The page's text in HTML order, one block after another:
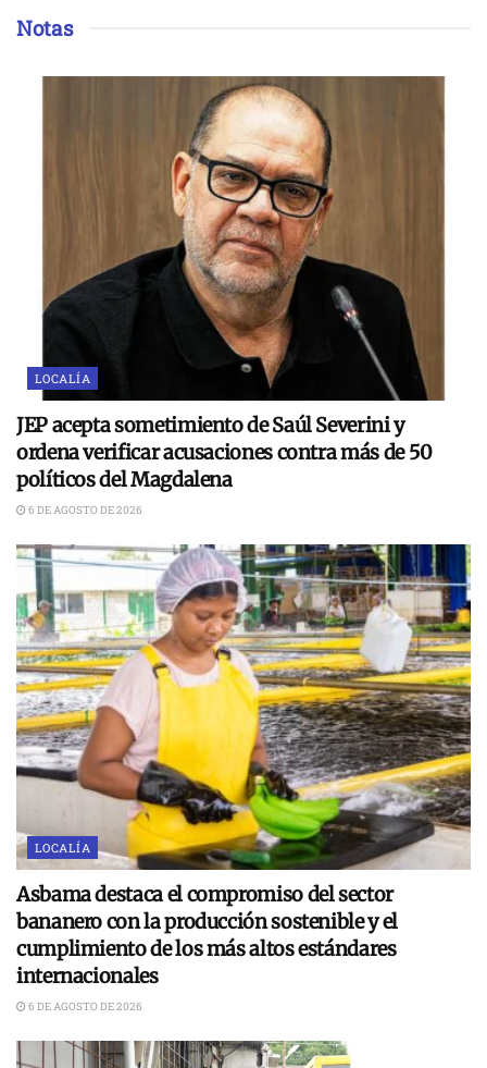
Notas
LOCALÍA
JEP acepta sometimiento de Saúl Severini y
ordena verificar acusaciones contra más de 50
políticos del Magdalena
6 DE AGOSTO DE 2026
LOCALÍA
Asbama destaca el compromiso del sector
bananero con la producción sostenible y el
cumplimiento de los más altos estándares
internacionales
6 DE AGOSTO DE 2026